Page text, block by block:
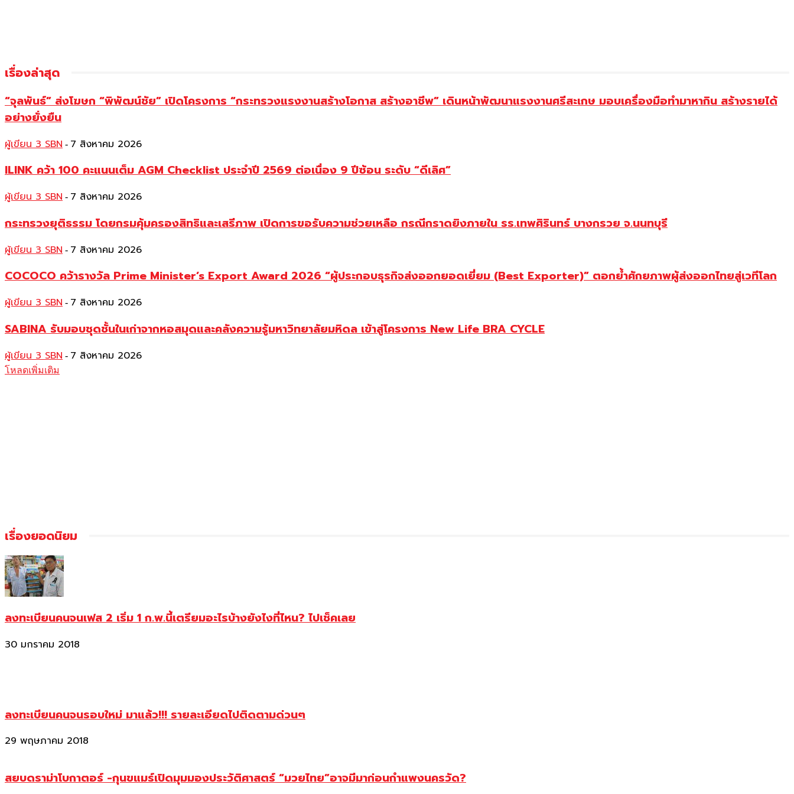
เรื่องล่าสุด
“จุลพันธ์” ส่งโฆษก “พิพัฒน์ชัย” เปิดโครงการ “กระทรวงแรงงานสร้างโอกาส สร้างอาชีพ” เดินหน้าพัฒนาแรงงานศรีสะเกษ มอบเครื่องมือทำมาหากิน สร้างรายได้
อย่างยั่งยืน
ผู้เขียน 3 SBN - 7 สิงหาคม 2026
ILINK คว้า 100 คะแนนเต็ม AGM Checklist ประจำปี 2569 ต่อเนื่อง 9 ปีซ้อน ระดับ “ดีเลิศ”
ผู้เขียน 3 SBN - 7 สิงหาคม 2026
กระทรวงยุติธรรม โดยกรมคุ้มครองสิทธิและเสรีภาพ เปิดการขอรับความช่วยเหลือ กรณีกราดยิงภายใน รร.เทพศิรินทร์ บางกรวย จ.นนทบุรี
ผู้เขียน 3 SBN - 7 สิงหาคม 2026
COCOCO คว้ารางวัล Prime Minister’s Export Award 2026 “ผู้ประกอบธุรกิจส่งออกยอดเยี่ยม (Best Exporter)” ตอกย้ำศักยภาพผู้ส่งออกไทยสู่เวทีโลก
ผู้เขียน 3 SBN - 7 สิงหาคม 2026
SABINA รับมอบชุดชั้นในเก่าจากหอสมุดและคลังความรู้มหาวิทยาลัยมหิดล เข้าสู่โครงการ New Life BRA CYCLE
ผู้เขียน 3 SBN - 7 สิงหาคม 2026
โหลดเพิ่มเติม
เรื่องยอดนิยม
ลงทะเบียนคนจนเฟส 2 เริ่ม 1 ก.พ.นี้เตรียมอะไรบ้างยังไงที่ไหน? ไปเช็คเลย
30 มกราคม 2018
ลงทะเบียนคนจนรอบใหม่ มาแล้ว!!! รายละเอียดไปติดตามด่วนๆ
29 พฤษภาคม 2018
สยบดราม่าโบกาตอร์ -กุนขแมร์เปิดมุมมองประวัติศาสตร์ “มวยไทย”อาจมีมาก่อนกำแพงนครวัด?